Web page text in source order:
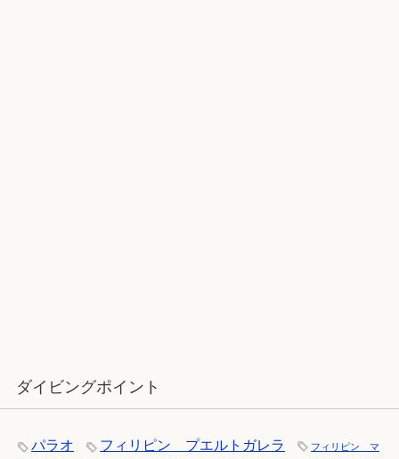
ダイビングポイント
パラオ フィリピン プエルトガレラ
フィリピン マ